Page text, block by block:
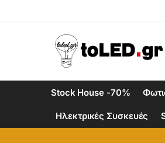
Stock House -70%
Ηλεκτρικές Συσκευές